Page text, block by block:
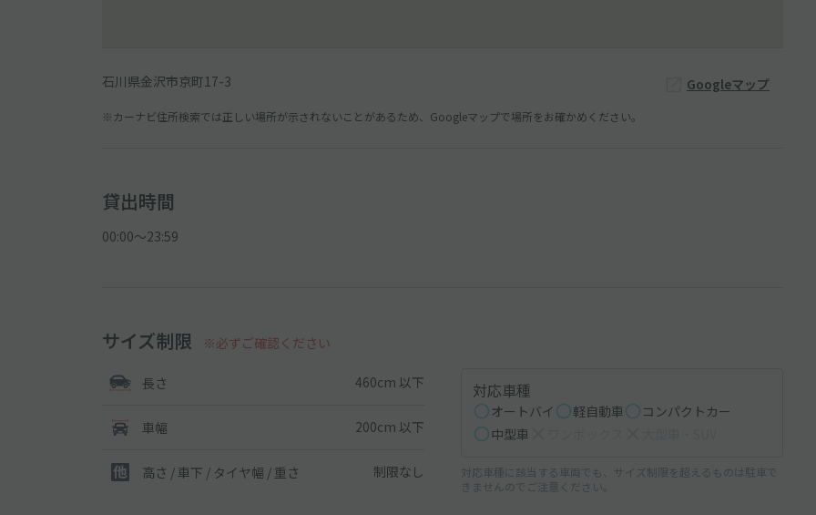
石川県金沢市京町17-3 Googleマップ
※カーナビ住所検索では正しい場所が示されないことがあるため、Googleマップで場所をお確かめください。
貸出時間
00:00〜23:59
サイズ制限 ※必ずご確認ください
長さ 460cm 以下
車幅 200cm 以下
高さ / 車下 / タイヤ幅 / 重さ 制限なし
対応車種
オートバイ 軽自動車
コンパクトカー
中型車
対応車種に該当する車両でも、サイズ制限を超えるものは駐車で
きませんのでご注意ください。